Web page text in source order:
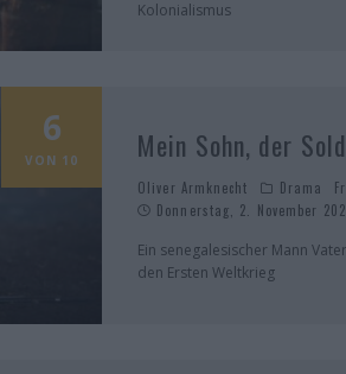
Kolonialismus
6
VON 10 Mein Sohn, der
Oliver Armknecht Drama
Donnerstag, 2. November
Ein senegalesischer Mann
den Ersten Weltkrieg